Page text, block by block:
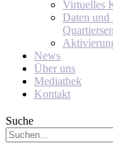
Virtuelles
Daten und
News
Über uns
Mediathek
Kontakt
Suche